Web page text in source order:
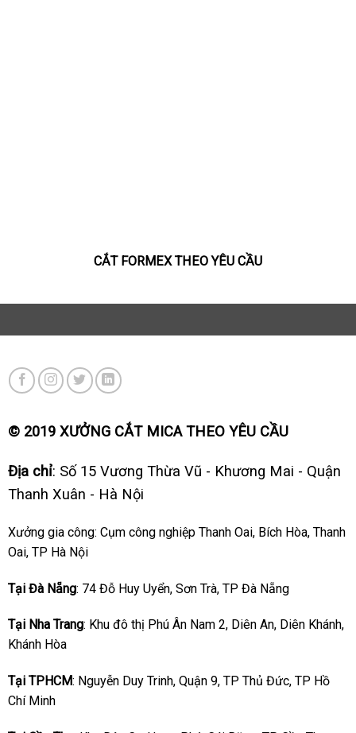
CẮT FORMEX THEO YÊU CẦU
© 2019 XƯỞNG CẮT MICA THEO YÊU CẦU
Địa chỉ: Số 15 Vương Thừa Vũ - Khương Mai - Quận
Thanh Xuân - Hà Nội
Xưởng gia công: Cụm công nghiệp Thanh Oai, Bích Hòa, Thanh
Oai, TP Hà Nội
Tại Đà Nẵng: 74 Đỗ Huy Uyển, Sơn Trà, TP Đà Nẵng
Tại Nha Trang: Khu đô thị Phú Ân Nam 2, Diên An, Diên Khánh,
Khánh Hòa
Tại TPHCM: Nguyễn Duy Trinh, Quận 9, TP Thủ Đức, TP Hồ
Chí Minh